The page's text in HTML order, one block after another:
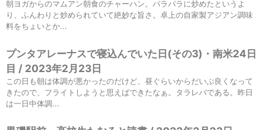
朝ヨガからのマムアン朝食のチャーハン。パラパラに炒めたというよ
り、ふんわりと炒められていて絶妙な旨さ。卓上の自家製アジアン調味
料をちょいとか...
プンタアレーナスで寝込んでいた日(その3)・南米24日
目 / 2023年2月23日
この日も朝は体調が悪かったのだけど、昼ぐらいからだいぶ良くなって
きたので、フライトしようと思えばできたなぁ。タラレバである。昨日
は一日中体調...